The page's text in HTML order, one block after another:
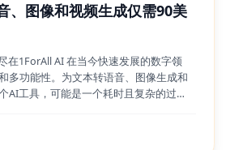
、图像和视频生成仅需90美
在1ForAll AI 在当今快速发展的数字领
多功能性。为文本转语音、图像生成和
AI工具，可能是一个耗时且复杂的过
能整合到一个直观的界面中，简化了工
的创意潜力。从生成逼真的画外音到制